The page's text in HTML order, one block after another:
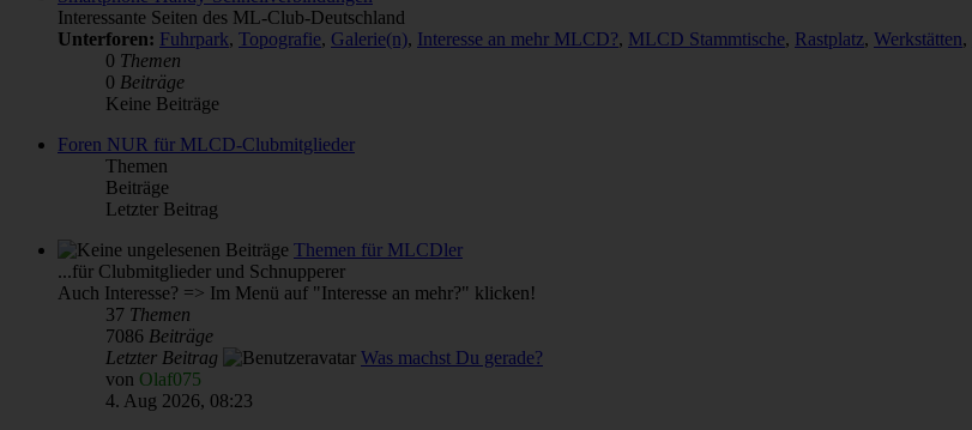
Interessante Seiten des ML-Club-Deutschland
Unterforen: Fuhrpark, Topografie, Galerie(n), Interesse an mehr MLCD?, MLCD Stammtische, Rastplatz, Werkstätten,
0 Themen
0 Beiträge
Keine Beiträge
Foren NUR für MLCD-Clubmitglieder
Themen
Beiträge
Letzter Beitrag
Themen für MLCDler
...für Clubmitglieder und Schnupperer
Auch Interesse? => Im Menü auf "Interesse an mehr?" klicken!
37 Themen
7086 Beiträge
Letzter Beitrag
Was machst Du gerade?
von Olaf075
4. Aug 2026, 08:23